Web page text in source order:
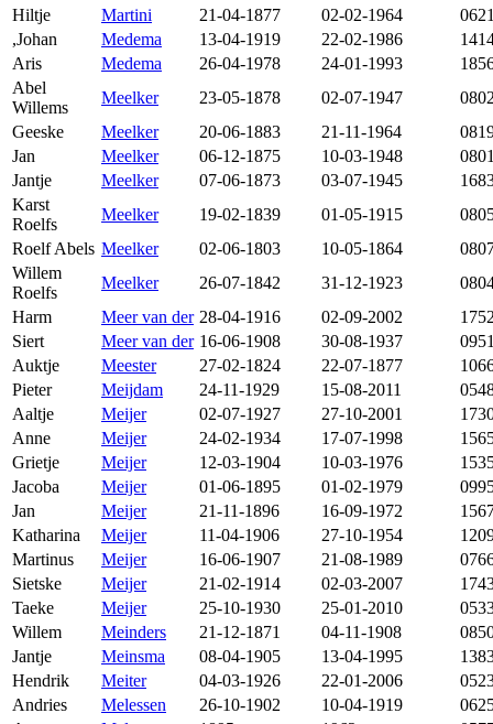
Hiltje
Martini 21-04-1877 02-02-1964
,Johan
Medema 13-04-1919 22-02-1986
Aris
Medema 26-04-1978 24-01-1993
Abel
Willems
Meelker 23-05-1878 02-07-1947
Geeske
Meelker 20-06-1883 21-11-1964
Jan
Meelker 06-12-1875 10-03-1948
Jantje
Meelker 07-06-1873 03-07-1945
Karst
Roelfs
Meelker 19-02-1839 01-05-1915
Roelf Abels Meelker 02-06-1803 10-05-1864
Willem
Roelfs
Meelker 26-07-1842 31-12-1923
Harm
Meer van der 28-04-1916 02-09-2002
Siert
Meer van der 16-06-1908 30-08-1937
Auktje
Meester 27-02-1824 22-07-1877
Pieter
Meijdam 24-11-1929 15-08-2011
Aaltje
Meijer 02-07-1927 27-10-2001
Anne
Meijer 24-02-1934 17-07-1998
Grietje
Meijer 12-03-1904 10-03-1976
Jacoba
Meijer 01-06-1895 01-02-1979
Jan
Meijer 21-11-1896 16-09-1972
Katharina
Meijer 11-04-1906 27-10-1954
Martinus
Meijer 16-06-1907 21-08-1989
Sietske
Meijer 21-02-1914 02-03-2007
Taeke
Meijer 25-10-1930 25-01-2010
Willem
Meinders 21-12-1871 04-11-1908
Jantje
Meinsma 08-04-1905 13-04-1995
Hendrik
Meiter 04-03-1926 22-01-2006
Andries
Melessen 26-10-1902 10-04-1919